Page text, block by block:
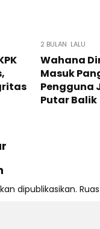
2 BULAN LALU
Wahana
Masuk
Pengguna
Putar Balik
dipublikasikan.